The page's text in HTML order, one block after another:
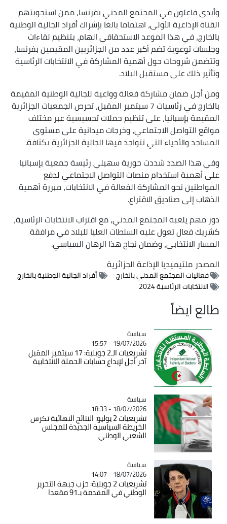
وأبدى فاعلون في المجتمع المدني بفرنسا، ممن استجوبتهم
القناة الإذاعية الأولى، اهتماما بالغا بإشراك أفراد الجالية الوطنية
بالخارج، في هذا الموعد الاستحقاقي الهام، بتنظيم لقاءات
وجلسات توعوية تضم أكبر عدد من الجزائريين المقيمين بفرنسا،
وتتضمن شروحات حول أهمية المشاركة في الانتخابات الرئاسية
وتأثير ذلك على مستقبل البلاد.
ومن أجل ضمان مشاركة فعالة وواعية للجالية الوطنية المقيمة
بالخارج في رئاسيات 7 سبتمبر المقبل، تحرص الجمعيات الجزائرية
المقيمة بإسبانيا، على تنظيم حملات تحسيسية عبر مختلف
مواقع التواصل الاجتماعي، وخرجات ميدانية على مستوى
المساجد والأحياء التي تتواجد فيها الجالية الجزائرية بكثافة.
وفي هذا الصدد شددت حورية سهيلي رئيسة جمعية بإسبانيا
على أهمية استخدام منصات التواصل الاجتماعي لدفع
المواطنين نحو المشاركة الفعالة في الانتخابات، مبرزة أهمية
الذهاب إلى صناديق الاقتراع.
دور مهم يلعبه المجتمع المدني، مع اقتراب الانتخابات الرئاسية،
كشريك فعال تعول عليه السلطات العليا للبلاد في مرافقة
المسار الانتخابي، وضمان نجاح هذا الرهان السياسي.
المصدرملتيميديا الإذاعة الجزائرية
فعاليات المجتمع المدني بالخارج
أفراد الجالية الوطنية بالخارج
الانتخابات الرئاسية 2024
طالع ايضاً
Catégorie
سياسة
19/07/2026 - 15:57
تشريعيات الـ2 جويلية: 17 سبتمبر المقبل
آخر أجل لإيداع حسابات الحملة الانتخابية
Catégorie
سياسة
18/07/2026 - 18:33
تشريعيات 2 يوليو: النتائج النهائية تكرس
الخريطة السياسية الجديدة للمجلس
الشعبي الوطني
Catégorie
سياسة
18/07/2026 - 14:07
تشريعيات 2 جويلية: حزب جبهة التحرير
الوطني في المقدمة بـ91 مقعدا